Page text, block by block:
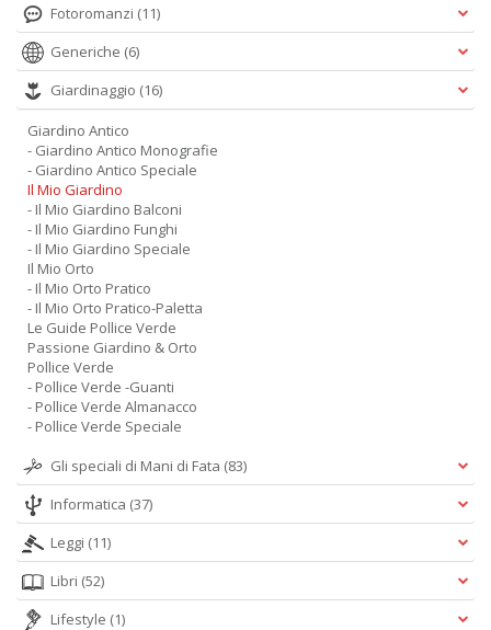
Fotoromanzi (11)
Generiche (6)
Giardinaggio (16)
Giardino Antico
- Giardino Antico Monografie
- Giardino Antico Speciale
Il Mio Giardino
- Il Mio Giardino Balconi
- Il Mio Giardino Funghi
- Il Mio Giardino Speciale
Il Mio Orto
- Il Mio Orto Pratico
- Il Mio Orto Pratico-Paletta
Le Guide Pollice Verde
Passione Giardino & Orto
Pollice Verde
- Pollice Verde -Guanti
- Pollice Verde Almanacco
- Pollice Verde Speciale
Gli speciali di Mani di Fata (83)
Informatica (37)
Leggi (11)
Libri (52)
Lifestyle (1)